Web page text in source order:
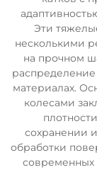
Эти
несколькими
на прочном
материалах.
колесами
сохранении
обработки
современных